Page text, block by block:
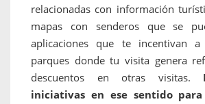
relacionadas con información
mapas con senderos que se
aplicaciones que te incentivan
parques donde tu visita genera
descuentos en otras visitas.
iniciativas en ese sentido